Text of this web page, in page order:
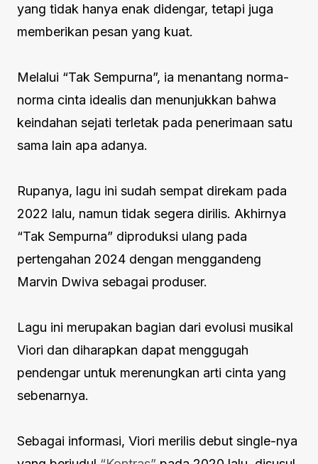
yang tidak hanya enak didengar, tetapi juga
memberikan pesan yang kuat.
Melalui “Tak Sempurna”, ia menantang norma-
norma cinta idealis dan menunjukkan bahwa
keindahan sejati terletak pada penerimaan satu
sama lain apa adanya.
Rupanya, lagu ini sudah sempat direkam pada
2022 lalu, namun tidak segera dirilis. Akhirnya
“Tak Sempurna” diproduksi ulang pada
pertengahan 2024 dengan menggandeng
Marvin Dwiva sebagai produser.
Lagu ini merupakan bagian dari evolusi musikal
Viori dan diharapkan dapat menggugah
pendengar untuk merenungkan arti cinta yang
sebenarnya.
Sebagai informasi, Viori merilis debut single-nya